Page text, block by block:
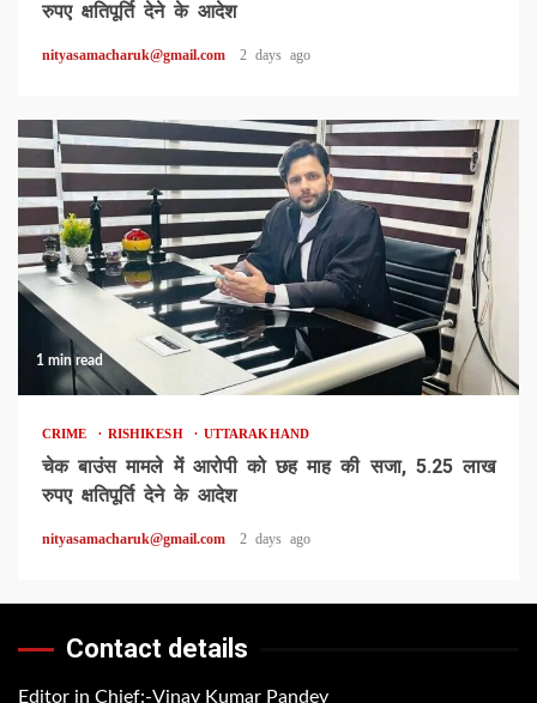
रुपए क्षतिपूर्ति देने के आदेश
nityasamacharuk@gmail.com 2 days ago
1 min read
CRIME RISHIKESH UTTARAKHAND
चेक बाउंस मामले में आरोपी को छह माह की सजा, 5.25 लाख
रुपए क्षतिपूर्ति देने के आदेश
nityasamacharuk@gmail.com 2 days ago
Contact details
Editor in Chief:-Vinay Kumar Pandey